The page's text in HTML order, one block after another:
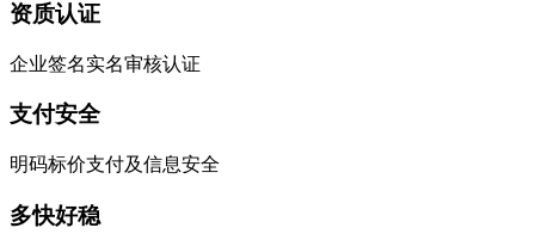
资质认证
企业签名实名审核认证
支付安全
明码标价支付及信息安全
多快好稳